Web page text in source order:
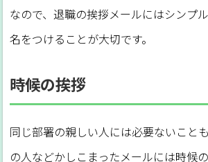
なので、退職の挨拶メールにはシンプ
名をつけることが大切です。
時候の挨拶
同じ部署の親しい人には必要ないこと
の人などかしこまったメールには時候